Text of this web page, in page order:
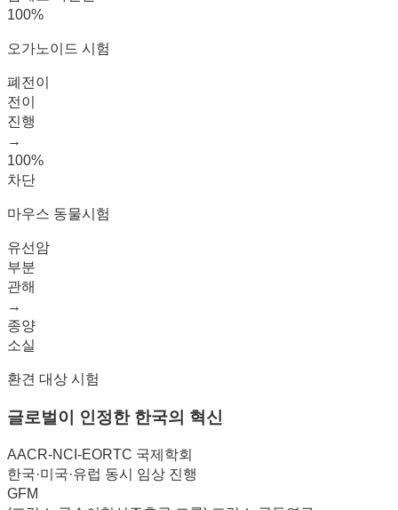
100%
오가노이드 시험
폐전이
전이
진행
→
100%
차단
마우스 동물시험
유선암
부분
관해
→
종양
소실
환견 대상 시험
글로벌이 인정한 한국의 혁신
AACR-NCI-EORTC 국제학회
한국·미국·유럽 동시 임상 진행
GFM